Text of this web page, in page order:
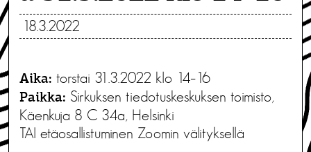
18.3.2022
Aika: torstai 31.3.2022 klo 14–16
Paikka: Sirkuksen tiedotuskeskuksen toimisto,
Käenkuja 8 C 34a, Helsinki
TAI etäosallistuminen Zoomin välityksellä